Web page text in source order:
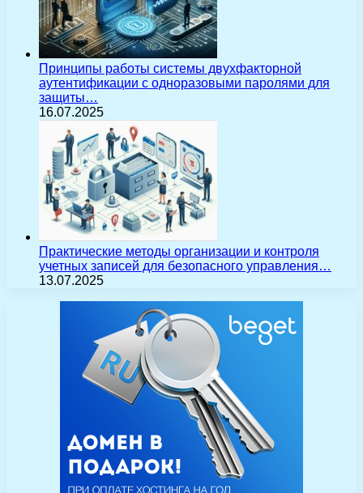
Принципы работы системы двухфакторной
аутентификации с одноразовыми паролями для
защиты…
16.07.2025
Практические методы организации и контроля
учетных записей для безопасного управления…
13.07.2025